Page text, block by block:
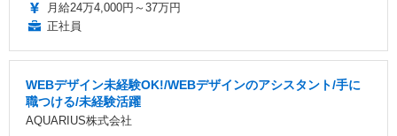
月給24万4,000円～37万円
正社員
WEBデザイン未経験OK!/WEBデザインのアシスタント/手に
職つける/未経験活躍
AQUARIUS株式会社